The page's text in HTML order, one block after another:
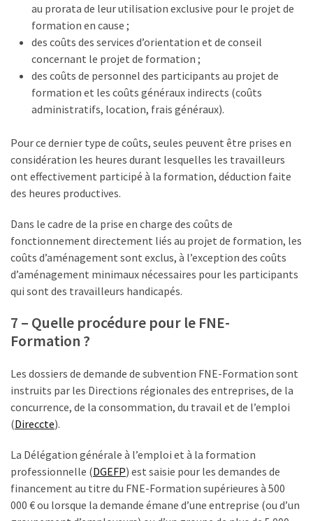
au prorata de leur utilisation exclusive pour le projet de
formation en cause ;
des coûts des services d’orientation et de conseil
concernant le projet de formation ;
des coûts de personnel des participants au projet de
formation et les coûts généraux indirects (coûts
administratifs, location, frais généraux).
Pour ce dernier type de coûts, seules peuvent être prises en
considération les heures durant lesquelles les travailleurs
ont effectivement participé à la formation, déduction faite
des heures productives.
Dans le cadre de la prise en charge des coûts de
fonctionnement directement liés au projet de formation, les
coûts d’aménagement sont exclus, à l’exception des coûts
d’aménagement minimaux nécessaires pour les participants
qui sont des travailleurs handicapés.
7 – Quelle procédure pour le FNE-
Formation ?
Les dossiers de demande de subvention FNE-Formation sont
instruits par les Directions régionales des entreprises, de la
concurrence, de la consommation, du travail et de l’emploi
(Direccte).
La Délégation générale à l’emploi et à la formation
professionnelle (DGEFP) est saisie pour les demandes de
financement au titre du FNE-Formation supérieures à 500
000 € ou lorsque la demande émane d’une entreprise (ou d’un